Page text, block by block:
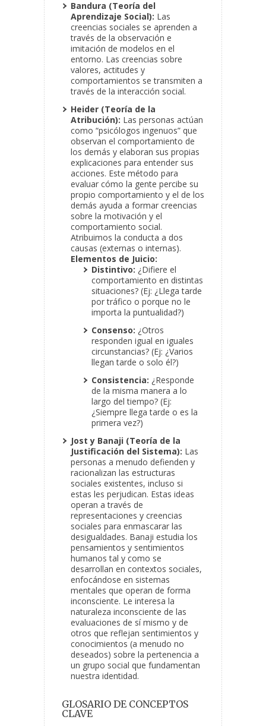
Bandura (Teoría del
Aprendizaje Social): Las
creencias sociales se aprenden a
través de la observación e
imitación de modelos en el
entorno. Las creencias sobre
valores, actitudes y
comportamientos se transmiten a
través de la interacción social.
Heider (Teoría de la
Atribución): Las personas actúan
como “psicólogos ingenuos” que
observan el comportamiento de
los demás y elaboran sus propias
explicaciones para entender sus
acciones. Este método para
evaluar cómo la gente percibe su
propio comportamiento y el de los
demás ayuda a formar creencias
sobre la motivación y el
comportamiento social.
Atribuimos la conducta a dos
causas (externas o internas).
Elementos de Juicio:
Distintivo: ¿Difiere el
comportamiento en distintas
situaciones? (Ej: ¿Llega tarde
por tráfico o porque no le
importa la puntualidad?)
Consenso: ¿Otros
responden igual en iguales
circunstancias? (Ej: ¿Varios
llegan tarde o solo él?)
Consistencia: ¿Responde
de la misma manera a lo
largo del tiempo? (Ej:
¿Siempre llega tarde o es la
primera vez?)
Jost y Banaji (Teoría de la
Justificación del Sistema): Las
personas a menudo defienden y
racionalizan las estructuras
sociales existentes, incluso si
estas les perjudican. Estas ideas
operan a través de
representaciones y creencias
sociales para enmascarar las
desigualdades. Banaji estudia los
pensamientos y sentimientos
humanos tal y como se
desarrollan en contextos sociales,
enfocándose en sistemas
mentales que operan de forma
inconsciente. Le interesa la
naturaleza inconsciente de las
evaluaciones de sí mismo y de
otros que reflejan sentimientos y
conocimientos (a menudo no
deseados) sobre la pertenencia a
un grupo social que fundamentan
nuestra identidad.
GLOSARIO DE CONCEPTOS
CLAVE